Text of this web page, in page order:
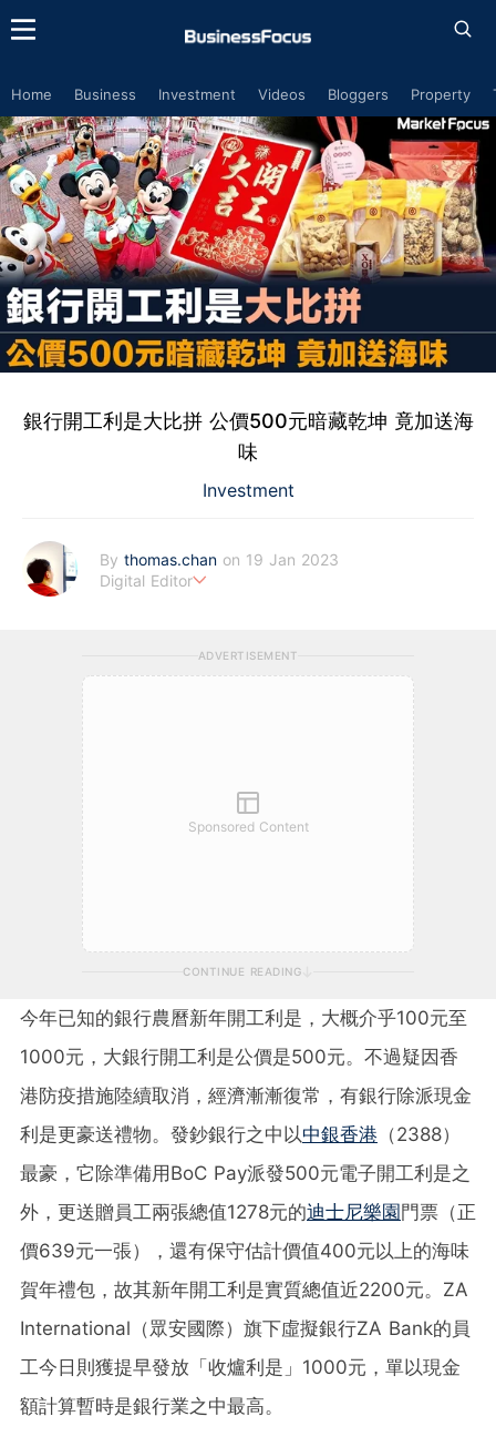
Home Business Investment Videos Bloggers Property
銀行開工利是大比拼 公價500元暗藏乾坤 竟加送海
味
Investment
By thomas.chan on 19 Jan 2023
Digital Editor
ADVERTISEMENT
Sponsored Content
CONTINUE READING
今年已知的銀行農曆新年開工利是，大概介乎100元至
1000元，大銀行開工利是公價是500元。不過疑因香
港防疫措施陸續取消，經濟漸漸復常，有銀行除派現金
利是更豪送禮物。發鈔銀行之中以中銀香港 （2388）
最豪，它除準備用BoC Pay派發500元電子開工利是之
外，更送贈員工兩張總值1278元的迪士尼樂園門票（正
價639元一張），還有保守估計價值400元以上的海味
賀年禮包，故其新年開工利是實質總值近2200元。ZA
International（眾安國際）旗下虛擬銀行ZA Bank的員
工今日則獲提早發放「收爐利是」1000元，單以現金
額計算暫時是銀行業之中最高。